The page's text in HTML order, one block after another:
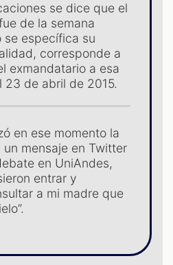
se dice que el
de la semana
se específica su
corresponde a
exmandatario a esa
23 de abril de 2015.
en ese momento la
mensaje en Twitter
en UniAndes,
entrar y
a mi madre que